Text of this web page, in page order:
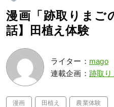
漫画「跡取りまご
話】田植え体験
ライター： mago
連載企画： 跡取り
漫画 田植え 農業体験